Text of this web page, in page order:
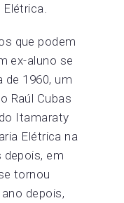
que podem
ex-aluno se
de 1960, um
Raúl Cubas
Itamaraty
Elétrica na
depois, em
tornou
depois,